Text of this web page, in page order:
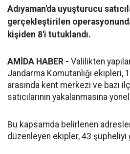
Adıyaman'da uyuşturucu
gerçekleştirilen
kişiden 8'i tutuklandı.
AMİDA HABER - Valilikten
Jandarma Komutanlığı ekipleri,
arasında kent merkezi ve bazı
satıcılarının yakalanmasına
Bu kapsamda belirlenen
düzenleyen ekipler, 43 şüpheliyi